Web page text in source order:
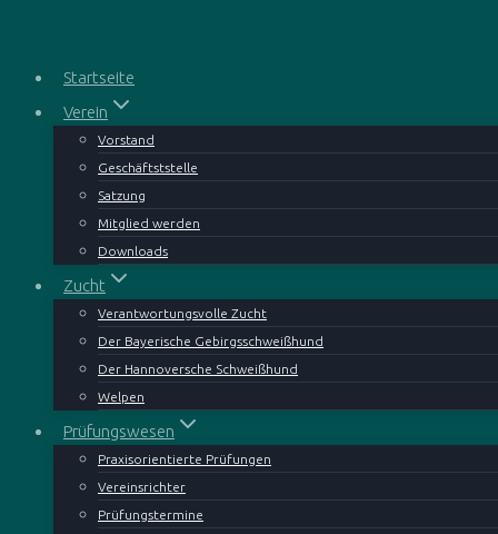
springenStartseite
Verein
Vorstand
Geschäftststelle
Satzung
Mitglied werden
Downloads
Zucht
Verantwortungsvolle Zucht
Der Bayerische Gebirgsschweißhund
Der Hannoversche Schweißhund
Welpen
Prüfungswesen
Praxisorientierte Prüfungen
Vereinsrichter
Prüfungstermine